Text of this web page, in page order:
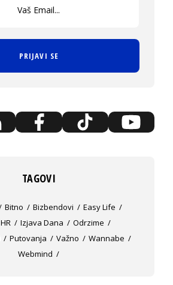
PRIJAVI SE
TAGOVI
Bitno Bizbendovi
Easy Life
HR Izjava Dana
Odrzime
Putovanja Važno
Wannabe
Webmind